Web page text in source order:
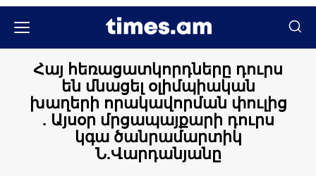
Հայ հեռացատկորդները դուրս
են մնացել օլիմպիական
խաղերի որակավորման փուլից
. Այսօր մրցապայքարի դուրս
կգա ծանրամարտիկ
Ն.Վարդանյանը